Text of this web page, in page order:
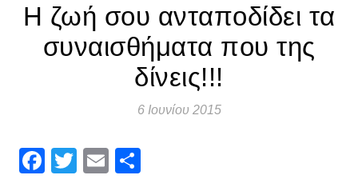
Η ζωή σου ανταποδίδει τα
συναισθήματα που της
δίνεις!!!
6 Ιουνίου 2015
Facebook
Twitter
Email